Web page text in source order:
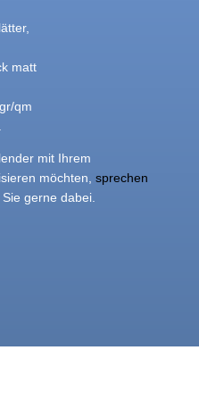
matt
qm
mit Ihrem
möchten, sprechen
gerne dabei.